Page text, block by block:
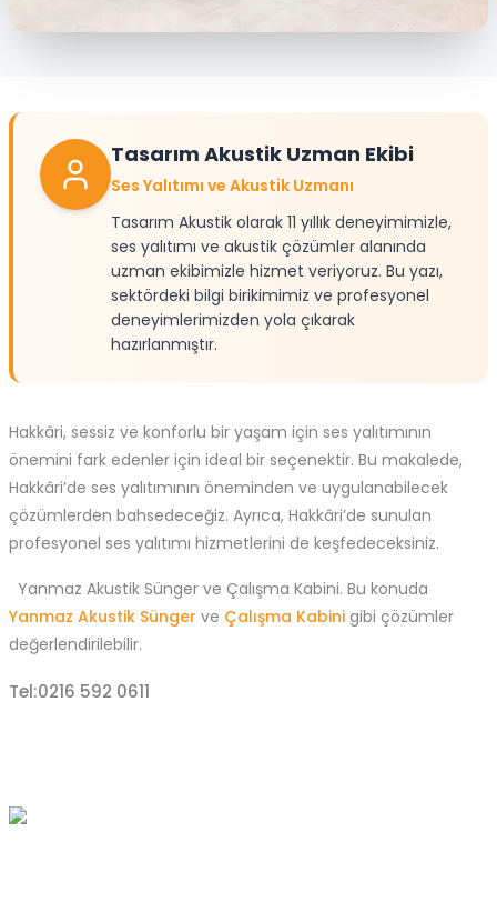
Tasarım Akustik Uzman Ekibi
Ses Yalıtımı ve Akustik Uzmanı
Tasarım Akustik olarak 11 yıllık deneyimimizle,
ses yalıtımı ve akustik çözümler alanında
uzman ekibimizle hizmet veriyoruz. Bu yazı,
sektördeki bilgi birikimimiz ve profesyonel
deneyimlerimizden yola çıkarak
hazırlanmıştır.
Hakkâri, sessiz ve konforlu bir yaşam için ses yalıtımının
önemini fark edenler için ideal bir seçenektir. Bu makalede,
Hakkâri’de ses yalıtımının öneminden ve uygulanabilecek
çözümlerden bahsedeceğiz. Ayrıca, Hakkâri’de sunulan
profesyonel ses yalıtımı hizmetlerini de keşfedeceksiniz.
Yanmaz Akustik Sünger ve Çalışma Kabini. Bu konuda
Yanmaz Akustik Sünger ve Çalışma Kabini gibi çözümler
değerlendirilebilir.
Tel:0216 592 0611